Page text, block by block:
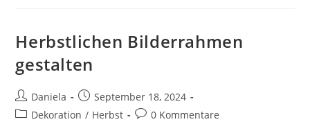
Herbstlichen Bilderrahmen
gestalten
Daniela
September 18, 2024
Dekoration / Herbst 0 Kommentare